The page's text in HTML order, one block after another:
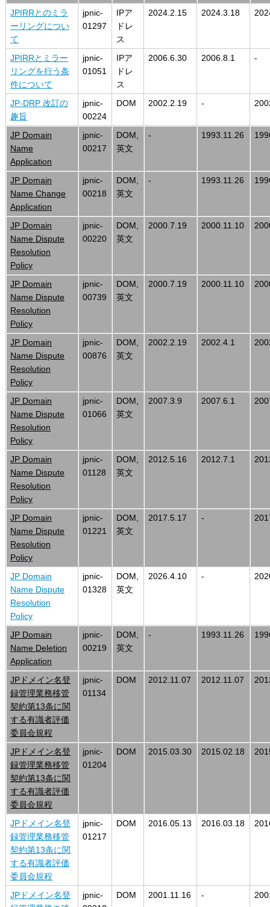
JPIRRとのミラ
ーリングについ
て
jpnic-
01297
IPア
ドレ
ス
2024.2.15 2024.3.18
JPIRRとミラー
リングを行う条
件について
jpnic-
01051
IPア
ドレ
ス
2006.6.30 2006.8.1 -
JP-DRP 改訂の
趣旨
jpnic-
00224
DOM 2002.2.19 -
JP Domain
Name
Application
jpnic-
00217
DOM,
英文
- 1993.11.26
JP Domain
Name Change
Application
jpnic-
00218
DOM,
英文
- 1993.11.26
JP Domain
Name Dispute
Resolution
Policy
jpnic-
00220
DOM,
英文
2000.7.19 2000.11.10
JP Domain
Name Dispute
Resolution
Policy
jpnic-
00739
DOM,
英文
2000.7.19 2000.11.10
JP Domain
Name Dispute
Resolution
Policy
jpnic-
00876
DOM,
英文
2002.2.19 2002.4.1
JP Domain
Name Dispute
Resolution
Policy
jpnic-
01066
DOM,
英文
2007.3.9 2007.6.1
JP Domain
Name Dispute
Resolution
Policy
jpnic-
01128
DOM,
英文
2012.5.16 2012.7.1
JP Domain
Name Dispute
Resolution
Policy
jpnic-
01221
DOM,
英文
2017.5.17 -
JP Domain
Name Dispute
Resolution
Policy
jpnic-
01328
DOM,
英文
2026.4.10 -
JP Domain
Name Deletion
Application
jpnic-
00219
DOM,
英文
- 1993.11.26
JPドメイン名登
録管理業務移管
契約第13条に関
する有識者評価
委員会規程
jpnic-
01134
DOM 2012.11.07 2012.11.07
JPドメイン名登
録管理業務移管
契約第13条に関
する有識者評価
委員会規程
jpnic-
01204
DOM 2015.03.30 2015.02.18
JPドメイン名登
録管理業務移管
契約第13条に関
する有識者評価
委員会規程
jpnic-
01217
DOM 2016.05.13 2016.03.18
JPドメイン名登
jpnic-
DOM 2001.11.16 -